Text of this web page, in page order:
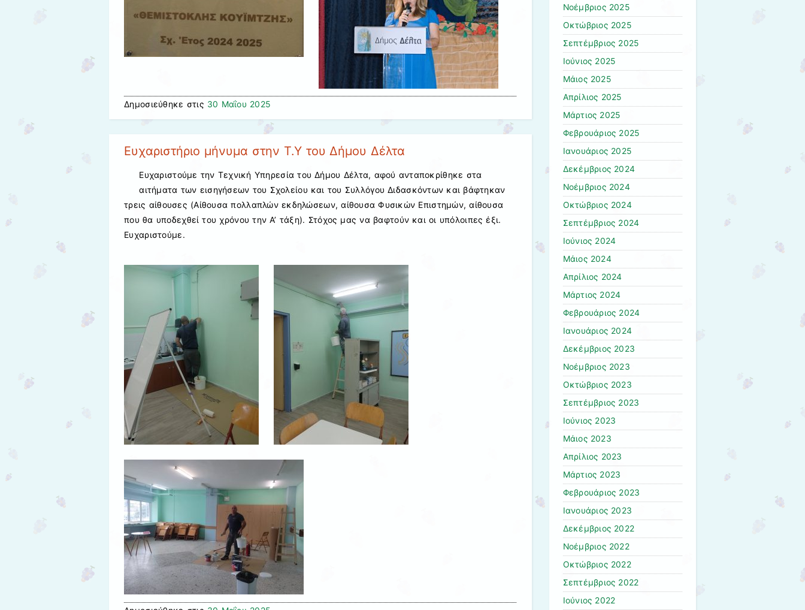
Δημοσιεύθηκε στις 30 Μαΐου 2025
Ευχαριστήριο μήνυμα στην Τ.Υ του Δήμου Δέλτα
Ευχαριστούμε την Τεχνική Υπηρεσία του Δήμου Δέλτα, αφού ανταποκρίθηκε στα
αιτήματα των εισηγήσεων του Σχολείου και του Συλλόγου Διδασκόντων και βάφτηκαν
τρεις αίθουσες (Αίθουσα πολλαπλών εκδηλώσεων, αίθουσα Φυσικών Επιστημών, αίθουσα
που θα υποδεχθεί του χρόνου την Α’ τάξη). Στόχος μας να βαφτούν και οι υπόλοιπες έξι.
Ευχαριστούμε.
Νοέμβριος 2025
Οκτώβριος 2025
Σεπτέμβριος 2025
Ιούνιος 2025
Μάιος 2025
Απρίλιος 2025
Μάρτιος 2025
Φεβρουάριος 2025
Ιανουάριος 2025
Δεκέμβριος 2024
Νοέμβριος 2024
Οκτώβριος 2024
Σεπτέμβριος 2024
Ιούνιος 2024
Μάιος 2024
Απρίλιος 2024
Μάρτιος 2024
Φεβρουάριος 2024
Ιανουάριος 2024
Δεκέμβριος 2023
Νοέμβριος 2023
Οκτώβριος 2023
Σεπτέμβριος 2023
Ιούνιος 2023
Μάιος 2023
Απρίλιος 2023
Μάρτιος 2023
Φεβρουάριος 2023
Ιανουάριος 2023
Δεκέμβριος 2022
Νοέμβριος 2022
Οκτώβριος 2022
Σεπτέμβριος 2022
Ιούνιος 2022